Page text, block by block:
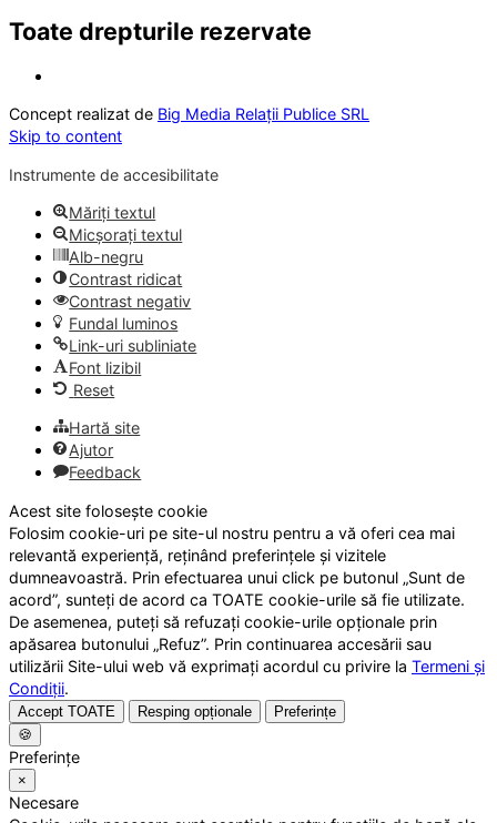
Toate drepturile rezervate
Concept realizat de Big Media Relații Publice SRL
Skip to content
Instrumente de accesibilitate
Măriți textul
Micșorați textul
Alb-negru
Contrast ridicat
Contrast negativ
Fundal luminos
Link-uri subliniate
Font lizibil
Reset
Hartă site
Ajutor
Feedback
Acest site folosește cookie
Folosim cookie-uri pe site-ul nostru pentru a vă oferi cea mai
relevantă experiență, reținând preferințele și vizitele
dumneavoastră. Prin efectuarea unui click pe butonul „Sunt de
acord”, sunteți de acord ca TOATE cookie-urile să fie utilizate.
De asemenea, puteți să refuzați cookie-urile opționale prin
apăsarea butonului „Refuz”. Prin continuarea accesării sau
utilizării Site-ului web vă exprimați acordul cu privire la Termeni și
Condiții.
Accept TOATE Resping opționale
Preferințe
🍪
Preferințe
×
Necesare